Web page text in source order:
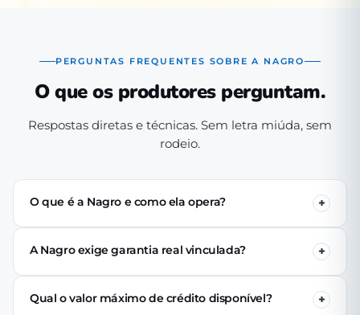
PERGUNTAS FREQUENTES SOBRE A NAGRO
O que os produtores perguntam.
Respostas diretas e técnicas. Sem letra miúda, sem
rodeio.
O que é a Nagro e como ela opera?
A Nagro é uma Sociedade de Crédito Direto (SCD)
autorizada pelo Banco Central, especializada em crédito
se cadastra pelo app, passa pela análise técnica de perfil
produtivo e (se aprovado) recebe o crédito via PIX em até
A Nagro exige garantia real vinculada?
Não. Nenhuma linha de crédito da Nagro exige penhor
de terra, rebanho ou maquinário. A análise é baseada no
perfil produtivo do tomador — histórico, capacidade de
Qual o valor máximo de crédito disponível?